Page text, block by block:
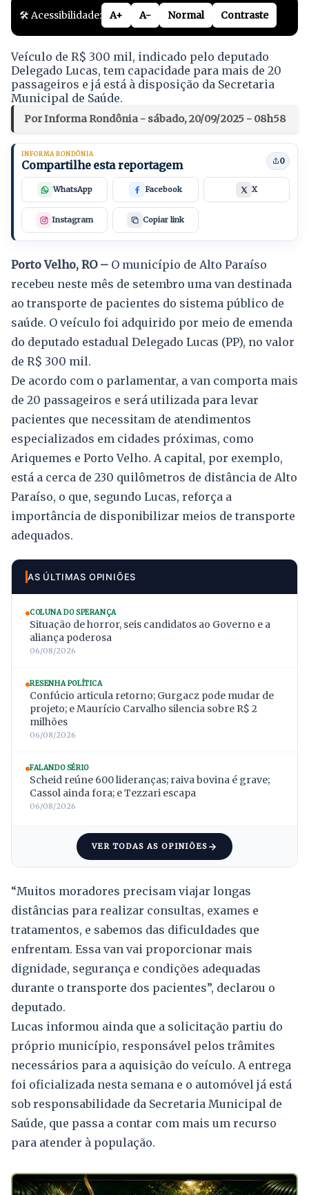
🛠️ Acessibilidade: A+ A- Normal Contraste
Veículo de R$ 300 mil, indicado pelo deputado
Delegado Lucas, tem capacidade para mais de 20
passageiros e já está à disposição da Secretaria
Municipal de Saúde.
Por Informa Rondônia - sábado, 20/09/2025 - 08h58
INFORMA RONDÔNIA
Compartilhe esta reportagem 0
WhatsApp Facebook X
Instagram Copiar link
Porto Velho, RO – O município de Alto Paraíso
recebeu neste mês de setembro uma van destinada
ao transporte de pacientes do sistema público de
saúde. O veículo foi adquirido por meio de emenda
do deputado estadual Delegado Lucas (PP), no valor
de R$ 300 mil.
De acordo com o parlamentar, a van comporta mais
de 20 passageiros e será utilizada para levar
pacientes que necessitam de atendimentos
especializados em cidades próximas, como
Ariquemes e Porto Velho. A capital, por exemplo,
está a cerca de 230 quilômetros de distância de Alto
Paraíso, o que, segundo Lucas, reforça a
importância de disponibilizar meios de transporte
adequados.
AS ÚLTIMAS OPINIÕES
COLUNA DO SPERANÇA
Situação de horror, seis candidatos ao Governo e a
aliança poderosa
06/08/2026
RESENHA POLÍTICA
Confúcio articula retorno; Gurgacz pode mudar de
projeto; e Maurício Carvalho silencia sobre R$ 2
milhões
06/08/2026
FALANDO SÉRIO
Scheid reúne 600 lideranças; raiva bovina é grave;
Cassol ainda fora; e Tezzari escapa
06/08/2026
VER TODAS AS OPINIÕES
“Muitos moradores precisam viajar longas
distâncias para realizar consultas, exames e
tratamentos, e sabemos das dificuldades que
enfrentam. Essa van vai proporcionar mais
dignidade, segurança e condições adequadas
durante o transporte dos pacientes”, declarou o
deputado.
Lucas informou ainda que a solicitação partiu do
próprio município, responsável pelos trâmites
necessários para a aquisição do veículo. A entrega
foi oficializada nesta semana e o automóvel já está
sob responsabilidade da Secretaria Municipal de
Saúde, que passa a contar com mais um recurso
para atender à população.